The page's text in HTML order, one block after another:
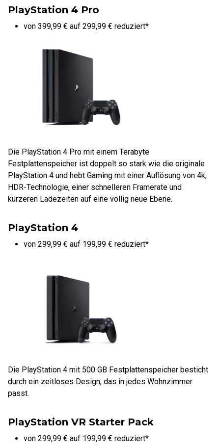
PlayStation 4 Pro
von 399,99 € auf 299,99 € reduziert*
Die PlayStation 4 Pro mit einem Terabyte
Festplattenspeicher ist doppelt so stark wie die originale
PlayStation 4 und hebt Gaming mit einer Auflösung von 4k,
HDR-Technologie, einer schnelleren Framerate und
kürzeren Ladezeiten auf eine völlig neue Ebene.
PlayStation 4
von 299,99 € auf 199,99 € reduziert*
Die PlayStation 4 mit 500 GB Festplattenspeicher besticht
durch ein zeitloses Design, das in jedes Wohnzimmer
passt.
PlayStation VR Starter Pack
von 299,99 € auf 199,99 € reduziert*